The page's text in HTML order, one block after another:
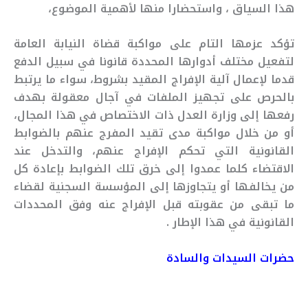
هذا السياق ، واستحضارا منها لأهمية الموضوع،
تؤكد عزمها التام على مواكبة قضاة النيابة العامة
لتفعيل مختلف أدوارها المحددة قانونا في سبيل الدفع
قدما لإعمال آلية الإفراج المقيد بشروط، سواء ما يرتبط
بالحرص على تجهيز الملفات في آجال معقولة بهدف
رفعها إلى وزارة العدل ذات الاختصاص في هذا المجال،
أو من خلال مواكبة مدى تقيد المفرج عنهم بالضوابط
القانونية التي تحكم الإفراج عنهم، والتدخل عند
الاقتضاء كلما عمدوا إلى خرق تلك الضوابط بإعادة كل
من يخالفها أو يتجاوزها إلى المؤسسة السجنية لقضاء
ما تبقى من عقوبته قبل الإفراج عنه وفق المحددات
القانونية في هذا الإطار .
حضرات السيدات والسادة